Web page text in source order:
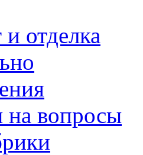
отделка
на вопросы